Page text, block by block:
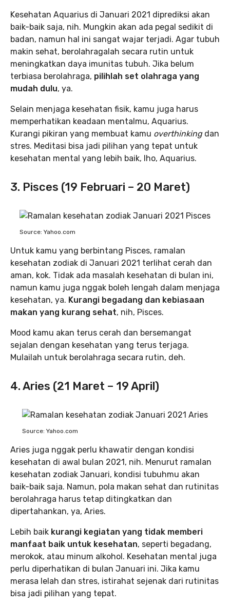
Kesehatan Aquarius di Januari 2021 diprediksi akan
baik-baik saja, nih. Mungkin akan ada pegal sedikit di
badan, namun hal ini sangat wajar terjadi. Agar tubuh
makin sehat, berolahragalah secara rutin untuk
meningkatkan daya imunitas tubuh. Jika belum
terbiasa berolahraga, pilihlah set olahraga yang
mudah dulu, ya.
Selain menjaga kesehatan fisik, kamu juga harus
memperhatikan keadaan mentalmu, Aquarius.
Kurangi pikiran yang membuat kamu overthinkingdan
stres. Meditasi bisa jadi pilihan yang tepat untuk
kesehatan mental yang lebih baik, lho, Aquarius.
3. Pisces (19 Februari – 20 Maret)
Source: Yahoo.com
Untuk kamu yang berbintang Pisces, ramalan
kesehatan zodiak di Januari 2021 terlihat cerah dan
aman, kok. Tidak ada masalah kesehatan di bulan ini,
namun kamu juga nggak boleh lengah dalam menjaga
kesehatan, ya. Kurangi begadang dan kebiasaan
makan yang kurang sehat, nih, Pisces.
Mood kamu akan terus cerah dan bersemangat
sejalan dengan kesehatan yang terus terjaga.
Mulailah untuk berolahraga secara rutin, deh.
4. Aries (21 Maret – 19 April)
Source: Yahoo.com
Aries juga nggak perlu khawatir dengan kondisi
kesehatan di awal bulan 2021, nih. Menurut ramalan
kesehatan zodiak Januari, kondisi tubuhmu akan
baik-baik saja. Namun, pola makan sehat dan rutinitas
berolahraga harus tetap ditingkatkan dan
dipertahankan, ya, Aries.
Lebih baik kurangi kegiatan yang tidak memberi
manfaat baik untuk kesehatan, seperti begadang,
merokok, atau minum alkohol. Kesehatan mental juga
perlu diperhatikan di bulan Januari ini. Jika kamu
merasa lelah dan stres, istirahat sejenak dari rutinitas
bisa jadi pilihan yang tepat.